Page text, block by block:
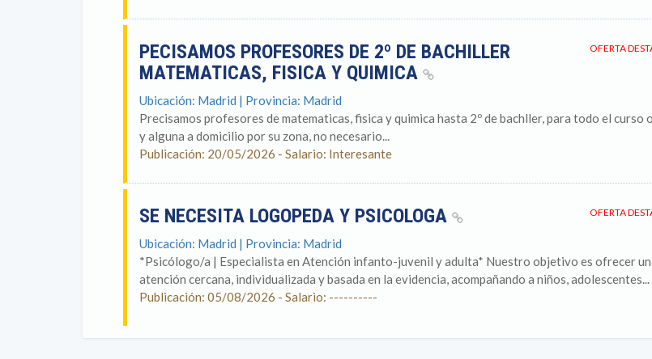
OFERTA
PECISAMOS PROFESORES DE 2º DE BACHILLER
MATEMATICAS, FISICA Y QUIMICA
Ubicación: Madrid | Provincia: Madrid
Precisamos profesores de matematicas, fisica y quimica hasta 2º de bachller, para todo el curso
y alguna a domicilio por su zona, no necesario...
Publicación: 20/05/2026 - Salario: Interesante
OFERTA
SE NECESITA LOGOPEDA Y PSICOLOGA
Ubicación: Madrid | Provincia: Madrid
*Psicólogo/a | Especialista en Atención infanto-juvenil y adulta* Nuestro objetivo es ofrecer
atención cercana, individualizada y basada en la evidencia, acompañando a niños, adolescentes...
Publicación: 05/08/2026 - Salario: ----------